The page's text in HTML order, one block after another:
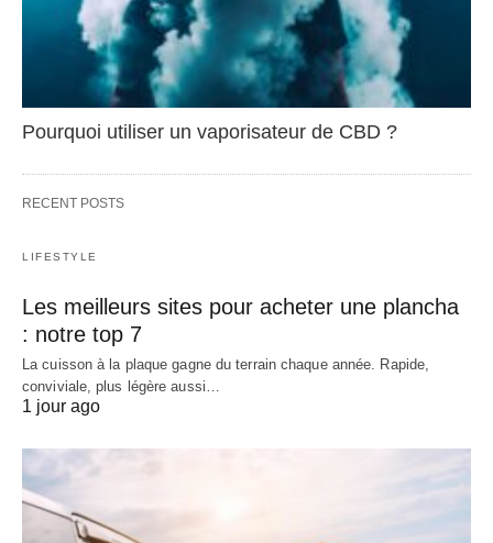
Pourquoi utiliser un vaporisateur de CBD ?
RECENT POSTS
LIFESTYLE
Les meilleurs sites pour acheter une plancha
: notre top 7
La cuisson à la plaque gagne du terrain chaque année. Rapide,
conviviale, plus légère aussi…
1 jour ago